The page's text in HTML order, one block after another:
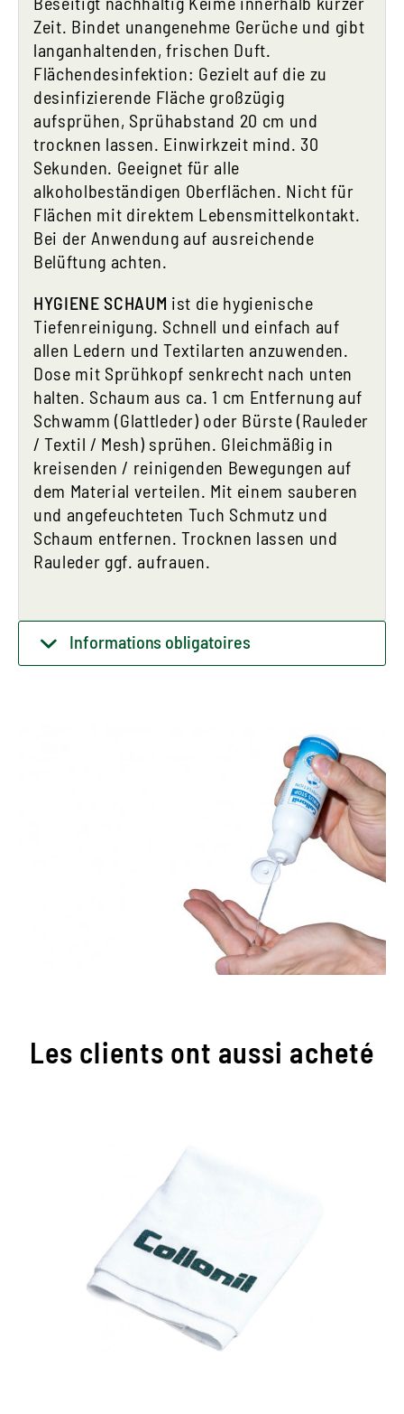
Zeit. Bindet unangenehme Gerüche und gibt
langanhaltenden, frischen Duft.
Flächendesinfektion: Gezielt auf die zu
desinfizierende Fläche großzügig
aufsprühen, Sprühabstand 20 cm und
trocknen lassen. Einwirkzeit mind. 30
Sekunden. Geeignet für alle
alkoholbeständigen Oberflächen. Nicht für
Flächen mit direktem Lebensmittelkontakt.
Bei der Anwendung auf ausreichende
Belüftung achten.
HYGIENE SCHAUM ist die hygienische
Tiefenreinigung. Schnell und einfach auf
allen Ledern und Textilarten anzuwenden.
Dose mit Sprühkopf senkrecht nach unten
halten. Schaum aus ca. 1 cm Entfernung auf
Schwamm (Glattleder) oder Bürste (Rauleder
/ Textil / Mesh) sprühen. Gleichmäßig in
kreisenden / reinigenden Bewegungen auf
dem Material verteilen. Mit einem sauberen
und angefeuchteten Tuch Schmutz und
Schaum entfernen. Trocknen lassen und
Rauleder ggf. aufrauen.
Informations obligatoires
Les clients ont aussi acheté
Tissu de polissage pratique
Convient à tous les produits de soin sur des
matériaux lisses
Aussi pour le polissage comme une finition
après le nettoyage et les soins
lavable, donc longue durée de vie